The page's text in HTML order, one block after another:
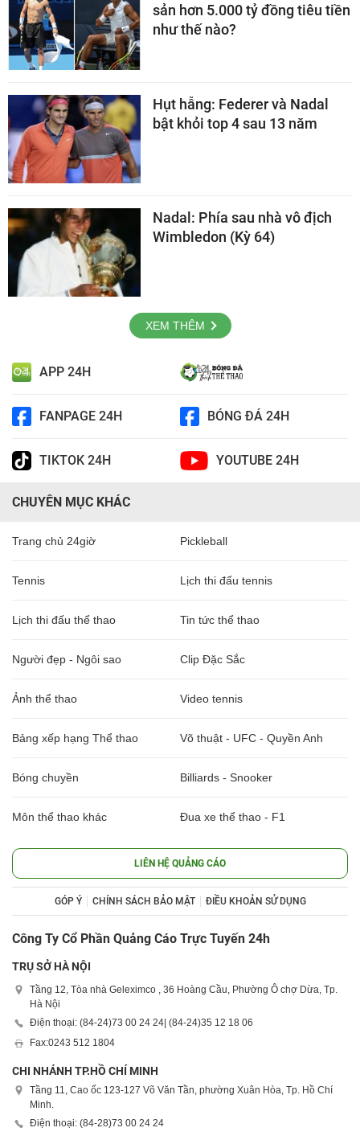
sản hơn 5.000 tỷ đồng tiêu tiền
như thế nào?
Hụt hẫng: Federer và Nadal
bật khỏi top 4 sau 13 năm
Nadal: Phía sau nhà vô địch
Wimbledon (Kỳ 64)
XEM THÊM
APP 24H
FANPAGE 24H BÓNG ĐÁ 24H
TIKTOK 24H YOUTUBE 24H
CHUYÊN MỤC KHÁC
Trang chủ 24giờ Pickleball
Tennis Lịch thi đấu tennis
Lịch thi đấu thể thao Tin tức thể thao
Người đẹp - Ngôi sao Clip Đặc Sắc
Ảnh thể thao Video tennis
Bảng xếp hạng Thể thao Võ thuật - UFC - Quyền Anh
Bóng chuyền Billiards - Snooker
Môn thể thao khác Đua xe thể thao - F1
LIÊN HỆ QUẢNG CÁO
GÓP Ý CHÍNH SÁCH BẢO MẬT ĐIỀU KHOẢN SỬ DỤNG
Công Ty Cổ Phần Quảng Cáo Trực Tuyến 24h
TRỤ SỞ HÀ NỘI
Tầng 12, Tòa nhà Geleximco , 36 Hoàng Cầu, Phường Ô chợ Dừa, Tp.
Hà Nội
Điện thoại: (84-24)73 00 24 24| (84-24)35 12 18 06
Fax:0243 512 1804
CHI NHÁNH TP.HỒ CHÍ MINH
Tầng 11, Cao ốc 123-127 Võ Văn Tần, phường Xuân Hòa, Tp. Hồ Chí
Minh.
Điện thoại: (84-28)73 00 24 24